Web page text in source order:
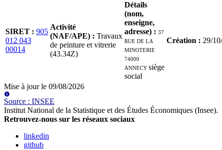
SIRET : 905
012 043
00014
Activité
(NAF/APE) : Travaux
de peinture et vitrerie
(43.34Z)
Détails
(nom,
enseigne,
adresse) : 37
RUE DE LA
MINOTERIE
74000
ANNECYsiège
social
Création : 29/
Mise à jour le 09/08/2026
Source : INSEE
Institut National de la Statistique et des Études Économiques (Insee).
Retrouvez-nous sur les réseaux sociaux
linkedin
github